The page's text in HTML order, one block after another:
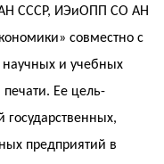
АН СССР, ИЭиОПП СО АН
совместно с
и учебных
Ее цель-
предприятий в